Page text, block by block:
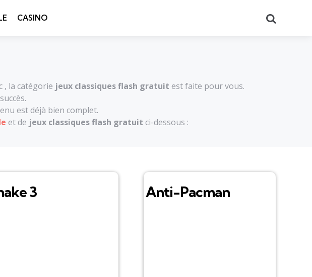
CASINO
, la catégorie jeux classiques flash gratuit est faite pour vous.
est déjà bien complet.
et de jeux classiques flash gratuit ci-dessous :
3 Anti-Pacman